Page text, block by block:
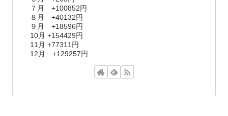
７月 +100852円
８月 +40132円
９月 +18596円
10月 +154429円
11月 +77311円
12月 +129257円